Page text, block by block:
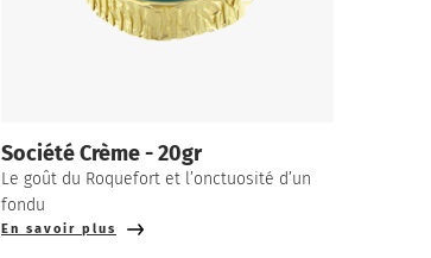
Société Crème - 20gr
Le goût du Roquefort et l’onctuosité d’un
fondu
En savoir plus